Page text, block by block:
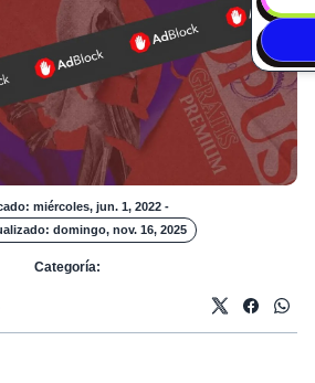
miércoles, jun. 1, 2022 -
domingo, nov. 16, 2025
Categoría: